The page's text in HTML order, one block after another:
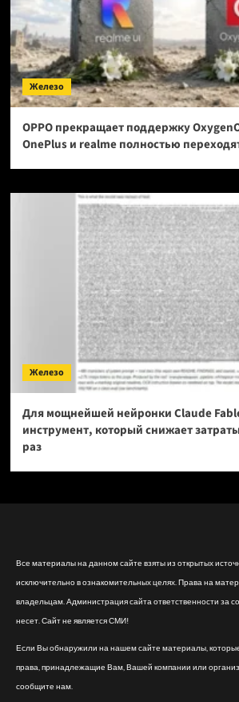
Железо
OPPO прекращает поддержку
OnePlus и realme полностью
Железо
Для мощнейшей нейронки Claude
инструмент, который снижает
раз
Все материалы на данном сайте взяты из открытых
исключительно в ознакомительных целях. Права на
владельцам. Администрация сайта ответственности за
несет. Сайт не является СМИ!
Если Вы обнаружили на нашем сайте материалы,
права, принадлежащие Вам, Вашей компании или
сообщите нам.